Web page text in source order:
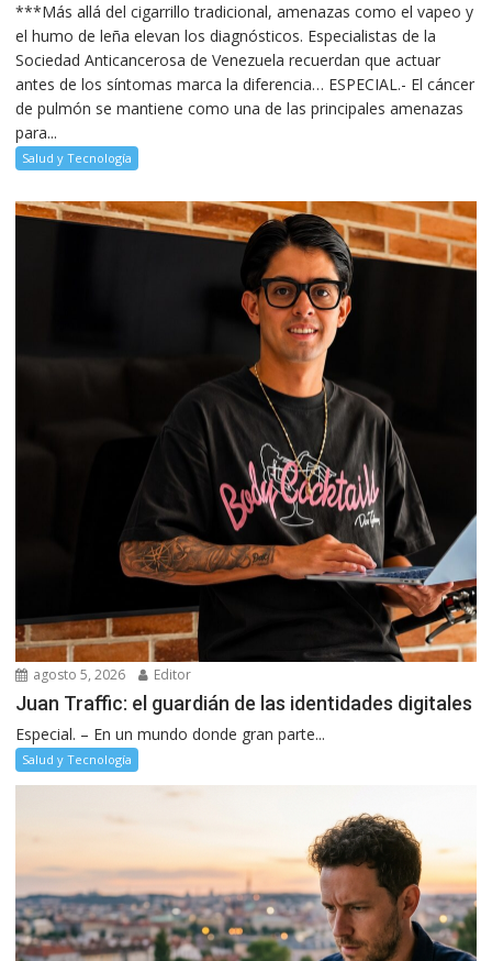
***Más allá del cigarrillo tradicional, amenazas como el vapeo y
el humo de leña elevan los diagnósticos. Especialistas de la
Sociedad Anticancerosa de Venezuela recuerdan que actuar
antes de los síntomas marca la diferencia… ESPECIAL.- El cáncer
de pulmón se mantiene como una de las principales amenazas
para...
Salud y Tecnología
agosto 5, 2026 Editor
Juan Traffic: el guardián de las identidades digitales
Especial. – En un mundo donde gran parte...
Salud y Tecnología